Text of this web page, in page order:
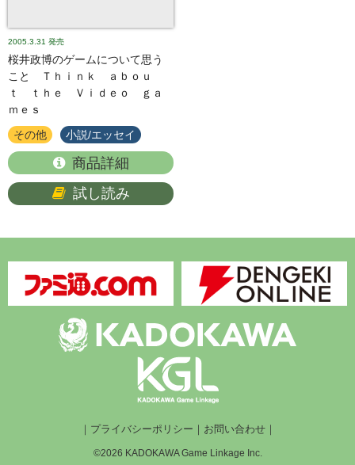
2005.3.31 発売
桜井政博のゲームについて思う
こと Ｔｈｉｎｋ ａｂｏｕ
ｔ ｔｈｅ Ｖｉｄｅｏ ｇａ
ｍｅｓ
その他 小説/エッセイ
商品詳細
試し読み
｜ プライバシーポリシー ｜ お問い合わせ｜
©2026 KADOKAWA Game Linkage Inc.